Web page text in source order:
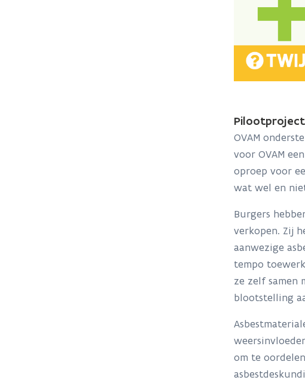
OVAM
voor OVAM
oproep voor
wat wel en
Burgers
verkopen. Zij
aanwezige
tempo
ze zelf samen
blootstelling
om te